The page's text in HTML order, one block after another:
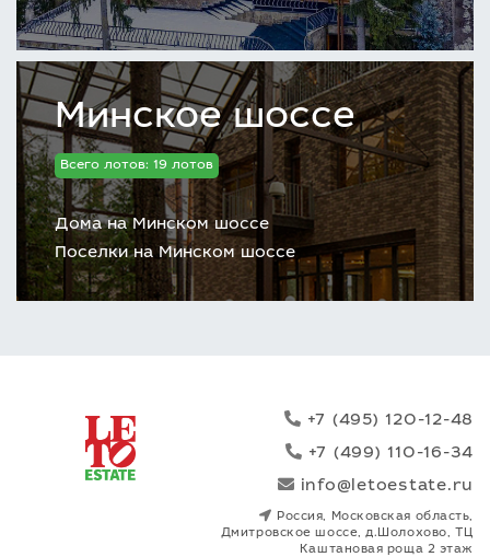
Минское шоссе
Всего лотов: 19 лотов
Дома на Минском шоссе
Поселки на Минском шоссе
+7 (495) 120-12-48
+7 (499) 110-16-34
info@letoestate.ru
Россия, Московская область,
Дмитровское шоссе, д.Шолохово, ТЦ
Каштановая роща 2 этаж